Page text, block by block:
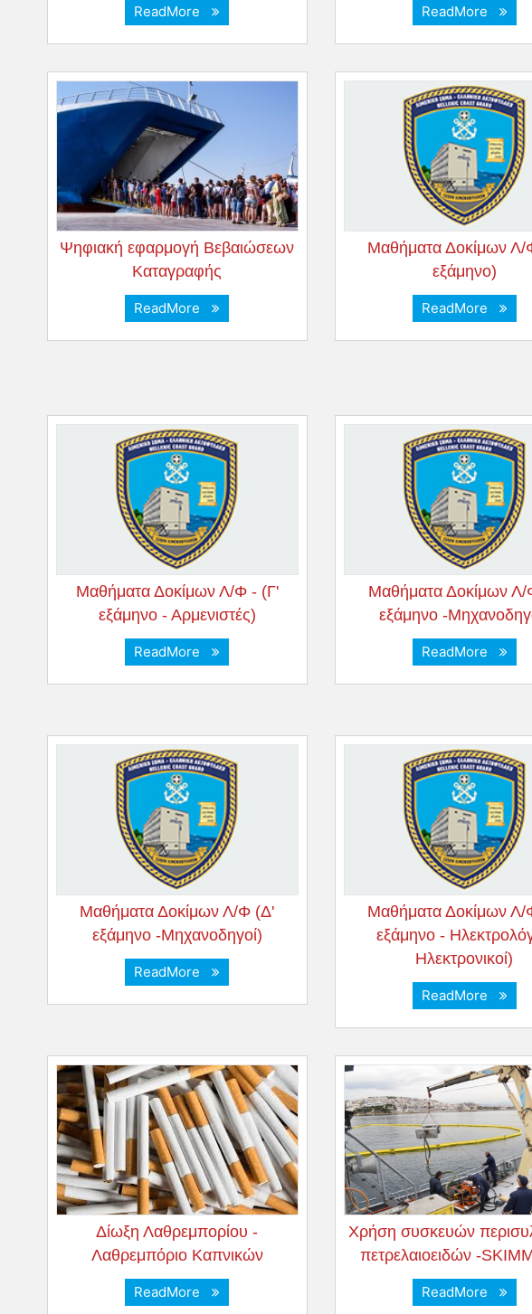
ReadMore ReadMore
Ψηφιακή εφαρμογή Βεβαιώσεων
Καταγραφής
ReadMore
Μαθήματα Δοκίμων
εξάμηνο)
ReadMore
Μαθήματα Δοκίμων Λ/Φ - (Γ'
εξάμηνο - Αρμενιστές)
ReadMore
Μαθήματα Δοκίμων
εξάμηνο -
ReadMore
Μαθήματα Δοκίμων Λ/Φ (Δ'
εξάμηνο -Μηχανοδηγοί)
ReadMore
Μαθήματα Δοκίμων
εξάμηνο -
Ηλεκτρονικοί)
ReadMore
Δίωξη Λαθρεμπορίου -
Λαθρεμπόριο Καπνικών
ReadMore
Χρήση συσκευών
πετρελαιοειδών -
ReadMore